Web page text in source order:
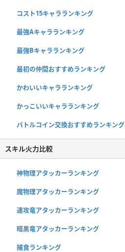
コスト15キャラランキング
最強Aキャラランキング
最強Bキャラランキング
最初の仲間おすすめランキング
かわいいキャラランキング
かっこいいキャラランキング
バトルコイン交換おすすめランキング
スキル火力比較
神物理アタッカーランキング
魔物理アタッカーランキング
速攻竜アタッカーランキング
暗黒竜アタッカーランキング
捕食ランキング